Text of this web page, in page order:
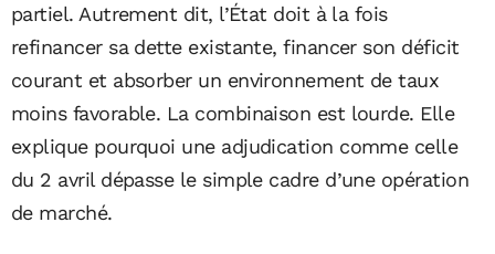
partiel. Autrement dit, l’État doit à la fois
refinancer sa dette existante, financer son déficit
courant et absorber un environnement de taux
moins favorable. La combinaison est lourde. Elle
explique pourquoi une adjudication comme celle
du 2 avril dépasse le simple cadre d’une opération
de marché.